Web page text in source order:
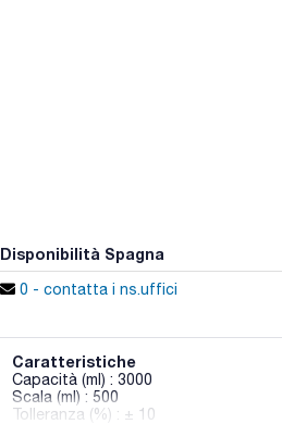
Disponibilità Spagna
0 - contatta i ns.uffici
Caratteristiche
Capacità (ml) : 3000
Scala (ml) : 500
Tolleranza (%) : ± 10